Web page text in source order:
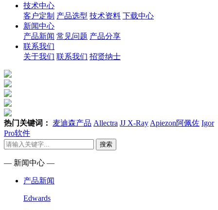
技术中心
客户定制 产品选型 技术资料 下载中心
新闻中心
产品新闻 常见问题 产品分享
联系我们
关于我们 联系我们 招贤纳士
热门关键词： 麦迪森产品 Allectra JJ X-Ray Apiezon阿佩佐 Igor
Pro软件
搜索
— 新闻中心 —
产品新闻
Edwards